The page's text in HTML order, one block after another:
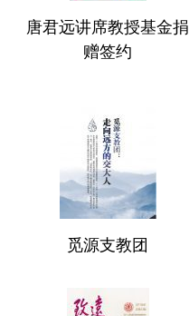
唐君远讲席教授基金捐
赠签约
觅源支教团